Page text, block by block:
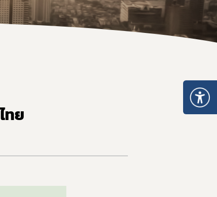
นังสือรับรองยาเสพติดให้โทษ หรือวัตถุออกฤทธิ์
การออกใบอนุญาต/ทะเบียน
แพทย์
ะทรวงการอนุญาตมีไว้ในครอบครอง ยส.2 วจ.2/วจ.3/วจ.4 พ.ศ. 2568
ะทรวงการอนุญาต ยส.5 ที่มิใช่สารสกัดจากกัญชาหรือกัญชง พ.ศ.
ะทรวงการอนุญาต ยส.5 เฉพาะสารสกัดจากกัญชาหรือกัญชง พ.ศ.
ทย